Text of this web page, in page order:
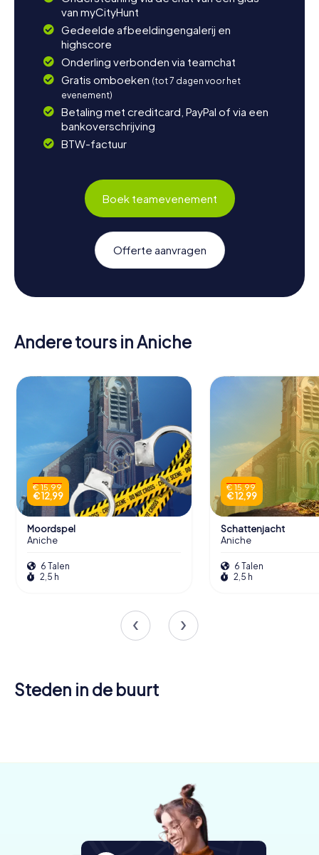
van myCityHunt
Gedeelde afbeeldingengalerij en
highscore
Onderling verbonden via teamchat
Gratis omboeken (tot 7 dagen voor het
evenement)
Betaling met creditcard, PayPal of via een
bankoverschrijving
BTW-factuur
Boek teamevenement
Offerte aanvragen
Andere tours in Aniche
€ 15,99
€ 12,99
Moordspel
Aniche
6 Talen
2,5 h
€ 15,99
€ 12,99
Schattenjacht
Aniche
6 Talen
2,5 h
Steden in de buurt